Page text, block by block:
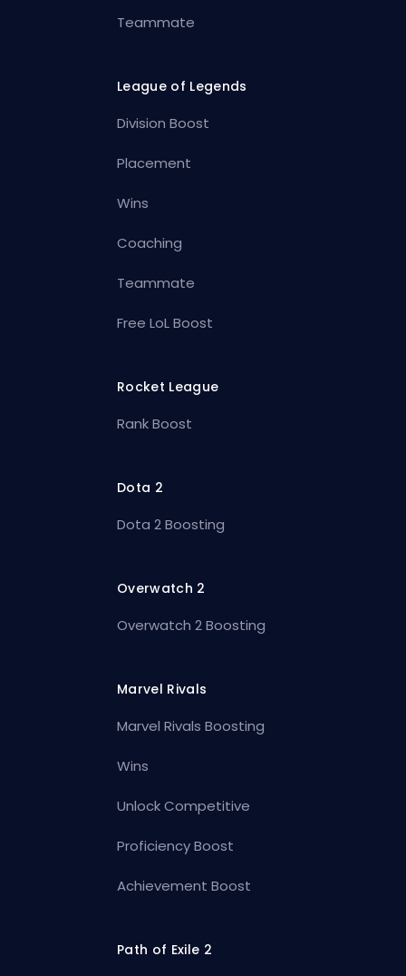
Teammate
League of Legends
Division Boost
Placement
Wins
Coaching
Teammate
Free LoL Boost
Rocket League
Rank Boost
Dota 2
Dota 2 Boosting
Overwatch 2
Overwatch 2 Boosting
Marvel Rivals
Marvel Rivals Boosting
Wins
Unlock Competitive
Proficiency Boost
Achievement Boost
Path of Exile 2